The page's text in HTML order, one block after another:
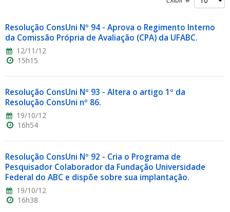
Resolução ConsUni Nº 94 - Aprova o Regimento Interno
da Comissão Própria de Avaliação (CPA) da UFABC.
12/11/12
15h15
Resolução ConsUni Nº 93 - Altera o artigo 1º da
Resolução ConsUni nº 86.
19/10/12
16h54
Resolução ConsUni Nº 92 - Cria o Programa de
Pesquisador Colaborador da Fundação Universidade
Federal do ABC e dispõe sobre sua implantação.
19/10/12
16h38